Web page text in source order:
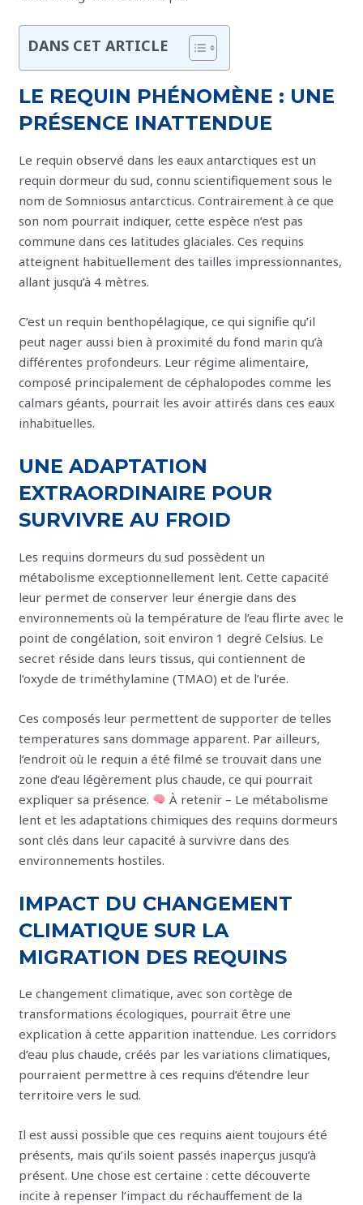
DANS CET ARTICLE
LE REQUIN PHÉNOMÈNE : UNE
PRÉSENCE INATTENDUE
Le requin observé dans les eaux antarctiques est un
requin dormeur du sud, connu scientifiquement sous le
nom de Somniosus antarcticus. Contrairement à ce que
son nom pourrait indiquer, cette espèce n’est pas
commune dans ces latitudes glaciales. Ces requins
atteignent habituellement des tailles impressionnantes,
allant jusqu’à 4 mètres.
C’est un requin benthopélagique, ce qui signifie qu’il
peut nager aussi bien à proximité du fond marin qu’à
différentes profondeurs. Leur régime alimentaire,
composé principalement de céphalopodes comme les
calmars géants, pourrait les avoir attirés dans ces eaux
inhabituelles.
UNE ADAPTATION
EXTRAORDINAIRE POUR
SURVIVRE AU FROID
Les requins dormeurs du sud possèdent un
métabolisme exceptionnellement lent. Cette capacité
leur permet de conserver leur énergie dans des
environnements où la température de l’eau flirte avec le
point de congélation, soit environ 1 degré Celsius. Le
secret réside dans leurs tissus, qui contiennent de
l’oxyde de triméthylamine (TMAO) et de l’urée.
Ces composés leur permettent de supporter de telles
temperatures sans dommage apparent. Par ailleurs,
l’endroit où le requin a été filmé se trouvait dans une
zone d’eau légèrement plus chaude, ce qui pourrait
expliquer sa présence.
À retenir – Le métabolisme
lent et les adaptations chimiques des requins dormeurs
sont clés dans leur capacité à survivre dans des
environnements hostiles.
IMPACT DU CHANGEMENT
CLIMATIQUE SUR LA
MIGRATION DES REQUINS
Le changement climatique, avec son cortège de
transformations écologiques, pourrait être une
explication à cette apparition inattendue. Les corridors
d’eau plus chaude, créés par les variations climatiques,
pourraient permettre à ces requins d’étendre leur
territoire vers le sud.
Il est aussi possible que ces requins aient toujours été
présents, mais qu’ils soient passés inaperçus jusqu’à
présent. Une chose est certaine : cette découverte
incite à repenser l’impact du réchauffement de la